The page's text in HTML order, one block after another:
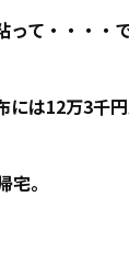
って・・・・
には12万3千
。